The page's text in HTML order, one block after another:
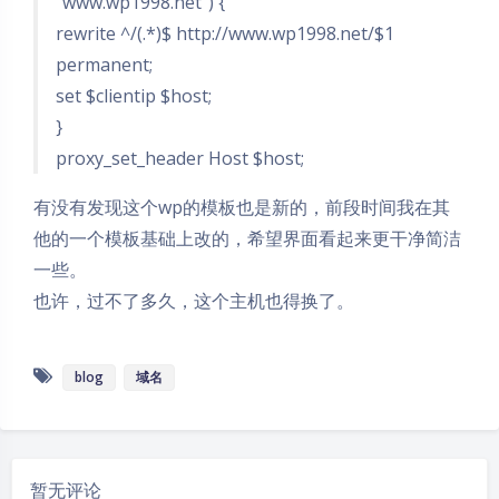
rewrite ^/(.*)$ http://www.wp1998.net/$1
permanent;
set $clientip $host;
}
proxy_set_header Host $host;
有没有发现这个wp的模板也是新的，前段时间我在其
他的一个模板基础上改的，希望界面看起来更干净简洁
一些。
也许，过不了多久，这个主机也得换了。
blog 域名
暂无评论